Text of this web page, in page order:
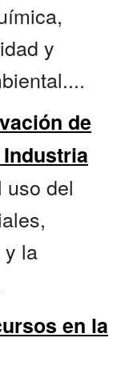
y
de
uso del
y la
en la